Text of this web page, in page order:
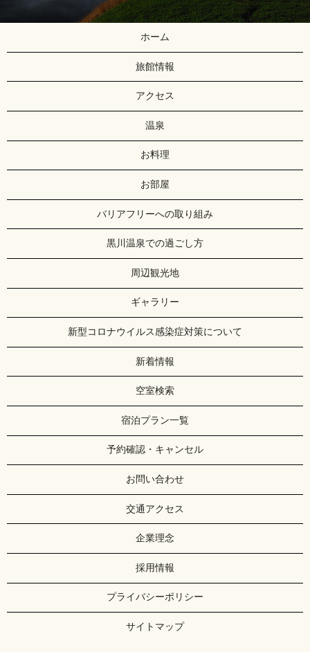
ホーム
旅館情報
アクセス
温泉
お料理
お部屋
バリアフリーへの取り組み
黒川温泉での過ごし方
周辺観光地
ギャラリー
新型コロナウイルス感染症対策について
新着情報
空室検索
宿泊プラン一覧
予約確認・キャンセル
お問い合わせ
交通アクセス
企業理念
採用情報
プライバシーポリシー
サイトマップ